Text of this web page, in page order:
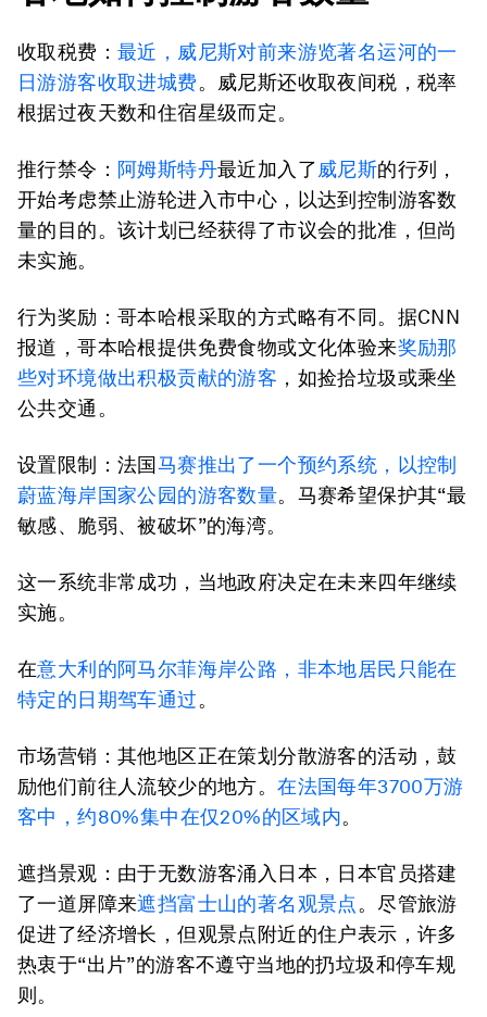
收取税费： 最近，威尼斯对前来游览著名运河的一
日游游客收取进城费。威尼斯还收取夜间税，税率
根据过夜天数和住宿星级而定。
推行禁令： 阿姆斯特丹最近加入了威尼斯的行列，
开始考虑禁止游轮进入市中心，以达到控制游客数
量的目的。该计划已经获得了市议会的批准，但尚
未实施。
行为奖励： 哥本哈根采取的方式略有不同。据CNN
报道，哥本哈根提供免费食物或文化体验来奖励那
些对环境做出积极贡献的游客 ，如捡拾垃圾或乘坐
公共交通。
设置限制： 法国马赛推出了一个预约系统，以控制
蔚蓝海岸国家公园的游客数量。马赛希望保护其“最
敏感、脆弱、被破坏”的海湾。
这一系统非常成功，当地政府决定在未来四年继续
实施。
在意大利的阿马尔菲海岸公路，非本地居民只能在
特定的日期驾车通过。
市场营销： 其他地区正在策划分散游客的活动，鼓
励他们前往人流较少的地方。在法国每年3700万游
客中，约80%集中在仅20%的区域内。
遮挡景观： 由于无数游客涌入日本，日本官员搭建
了一道屏障来遮挡富士山的著名观景点。尽管旅游
促进了经济增长，但观景点附近的住户表示，许多
热衷于“出片”的游客不遵守当地的扔垃圾和停车规
则。